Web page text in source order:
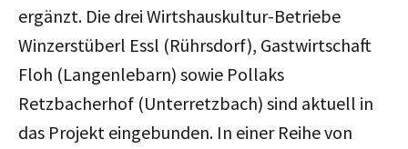
ergänzt. Die drei Wirtshauskultur-Betriebe
Winzerstüberl Essl (Rührsdorf), Gastwirtschaft
Floh (Langenlebarn) sowie Pollaks
Retzbacherhof (Unterretzbach) sind aktuell in
das Projekt eingebunden. In einer Reihe von